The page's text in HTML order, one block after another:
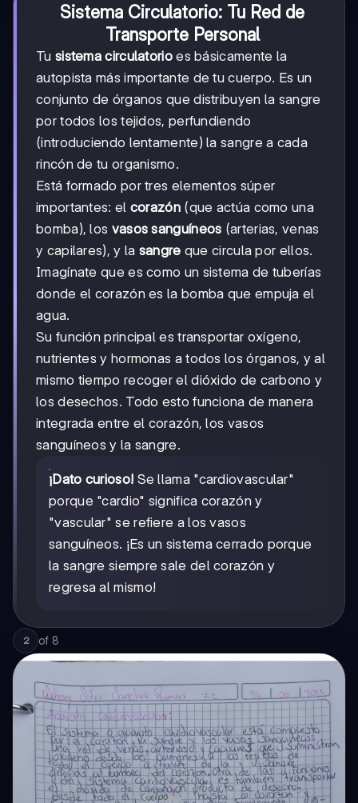
Sistema Circulatorio: Tu Red de
Transporte Personal
Tu sistema circulatorioes básicamente la
autopista más importante de tu cuerpo. Es un
conjunto de órganos que distribuyen la sangre
por todos los tejidos, perfundiendo
(introduciendo lentamente) la sangre a cada
rincón de tu organismo.
Está formado por tres elementos súper
importantes: el corazón(que actúa como una
bomba), los vasos sanguíneos (arterias, venas
y capilares), y la sangre que circula por ellos.
Imagínate que es como un sistema de tuberías
donde el corazón es la bomba que empuja el
agua.
Su función principal es transportar oxígeno,
nutrientes y hormonas a todos los órganos, y al
mismo tiempo recoger el dióxido de carbono y
los desechos. Todo esto funciona de manera
integrada entre el corazón, los vasos
sanguíneos y la sangre.
¡Dato curioso! Se llama "cardiovascular"
porque "cardio" significa corazón y
"vascular" se refiere a los vasos
sanguíneos. ¡Es un sistema cerrado porque
la sangre siempre sale del corazón y
regresa al mismo!
2 of 8